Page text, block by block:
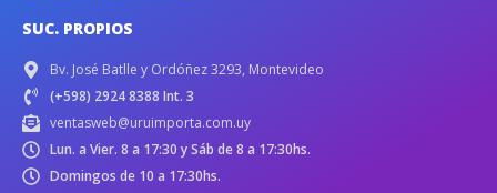
SUC. PROPIOS
Bv. José Batlle y Ordóñez 3293, Montevideo
(+598) 2924 8388 Int. 3
ventasweb@uruimporta.com.uy
Lun. a Vier. 8 a 17:30 y Sáb de 8 a 17:30hs.
Domingos de 10 a 17:30hs.